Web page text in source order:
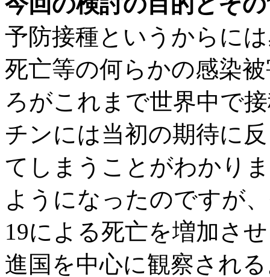
予防接種というからに
死亡等の何らかの感染
ろがこれまで世界中で
チンには当初の期待に
てしまうことがわかり
ようになったのですが
19による死亡を増加さ
進国を中心に観察され